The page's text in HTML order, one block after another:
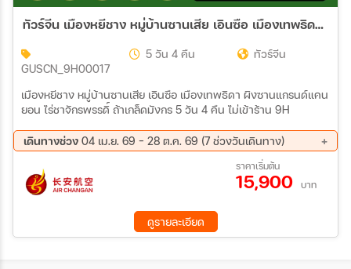
21 ธ.ค. 69 - 25 ธ.ค. 69
22 ธ.ค. 69 - 26 ธ.ค. 69
23 ธ.ค. 69 - 27 ธ.ค. 69
24 ธ.ค. 69 - 28 ธ.ค. 69
28 ธ.ค. 69 - 01 ม.ค. 70
29 ธ.ค. 69 - 02 ม.ค. 70
31 ธ.ค. 69 - 04 ม.ค. 70
01 ม.ค. 70 - 05 ม.ค. 70
02 ม.ค. 70 - 06 ม.ค. 70
03 ม.ค. 70 - 07 ม.ค. 70
06 ม.ค. 70 - 10 ม.ค. 70
07 ม.ค. 70 - 11 ม.ค. 70
08 ม.ค. 70 - 12 ม.ค. 70
09 ม.ค. 70 - 13 ม.ค. 70
10 ม.ค. 70 - 14 ม.ค. 70
11 ม.ค. 70 - 15 ม.ค. 70
12 ม.ค. 70 - 16 ม.ค. 70
13 ม.ค. 70 - 17 ม.ค. 70
17 ม.ค. 70 - 21 ม.ค. 70
18 ม.ค. 70 - 22 ม.ค. 70
19 ม.ค. 70 - 23 ม.ค. 70
ทัวร์จีน เมืองหยีชาง หมู่บ้านซานเสีย เอินซือ เมืองเทพธิดา ผิงซานแกรนด์แคนยอน ไร่ชาจักรพรรดิ์ ถ้าเกล็ดมังกร 5วัน 4คืน *ไม่เข้าร้าน* (9H)
GUSCN_9H00017
5 วัน 4 คืน ทัวร์จีน
เมืองหยีชาง หมู่บ้านซานเสีย เอินซือ เมืองเทพธิดา ผิงซานแกรนด์แคน
ยอน ไร่ชาจักรพรรดิ์ ถ้าเกล็ดมังกร 5 วัน 4 คืน ไม่เข้าร้าน 9H
เดินทางช่วง 04 เม.ย. 69 - 28 ต.ค. 69 (7 ช่วงวันเดินทาง)
19 ก.ย. 69 - 23 ก.ย. 69
26 ก.ย. 69 - 30 ก.ย. 69
03 ต.ค. 69 - 07 ต.ค. 69
10 ต.ค. 69 - 14 ต.ค. 69
17 ต.ค. 69 - 21 ต.ค. 69
ราคาเริ่มต้น
15,900 บาท
ดูรายละเอียด